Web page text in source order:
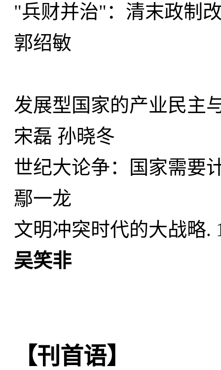
"兵财并治"：清末政制
郭绍敏
发展型国家的产业民主
宋磊 孙晓冬
世纪大论争：国家需要
鄢一龙
文明冲突时代的大战略.
吴笑非
【刊首语】